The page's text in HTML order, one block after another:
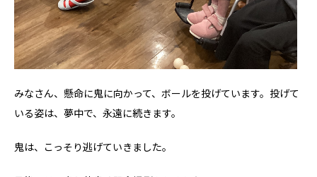
みなさん、懸命に鬼に向かって、ボールを投げています。投げて
いる姿は、夢中で、永遠に続きます。
鬼は、こっそり逃げていきました。